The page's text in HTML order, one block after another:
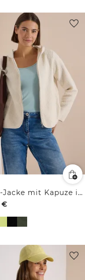
Teddy-Jacke mit Kapuze in Unifarbe
€